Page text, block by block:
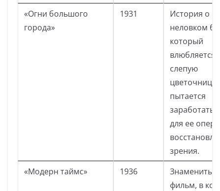
«Огни большого
города»
1931
История о
неловком
который
влюбляется
слепую
цветочницу
пытается
заработать
для ее
зрения.
«Модерн таймс»
1936
Знаменитый
фильм, в